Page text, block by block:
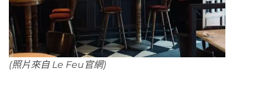
(照片來自 Le Feu官網)